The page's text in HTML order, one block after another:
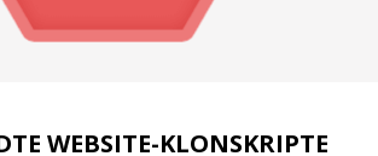
WEBSITE-KLONSKRIPTE